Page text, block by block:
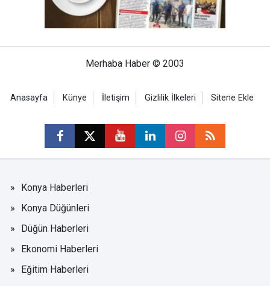
Merhaba Haber © 2003
Anasayfa Künye İletişim Gizlilik İlkeleri Sitene Ekle
Konya Haberleri
Konya Düğünleri
Düğün Haberleri
Ekonomi Haberleri
Eğitim Haberleri